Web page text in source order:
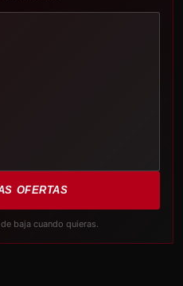
OFERTAS
baja cuando quieras.